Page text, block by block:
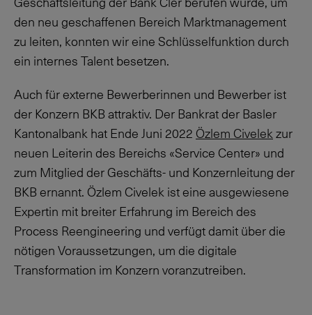
den neu geschaffenen Bereich Marktmanagement
zu leiten, konnten wir eine Schlüsselfunktion durch
ein internes Talent besetzen.
Auch für externe Bewerberinnen und Bewerber ist
der Konzern BKB attraktiv. Der Bankrat der Basler
Kantonalbank hat Ende Juni 2022 Özlem Civelek zur
neuen Leiterin des Bereichs «Service Center» und
zum Mitglied der Geschäfts- und Konzernleitung der
BKB ernannt. Özlem Civelek ist eine ausgewiesene
Expertin mit breiter Erfahrung im Bereich des
Process Reengineering und verfügt damit über die
nötigen Voraussetzungen, um die digitale
Transformation im Konzern voranzutreiben.